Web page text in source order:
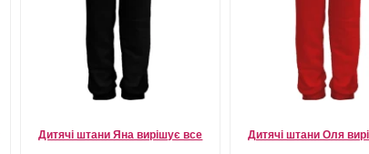
Дитячі штани Яна вирішує все Дитячі штани Оля